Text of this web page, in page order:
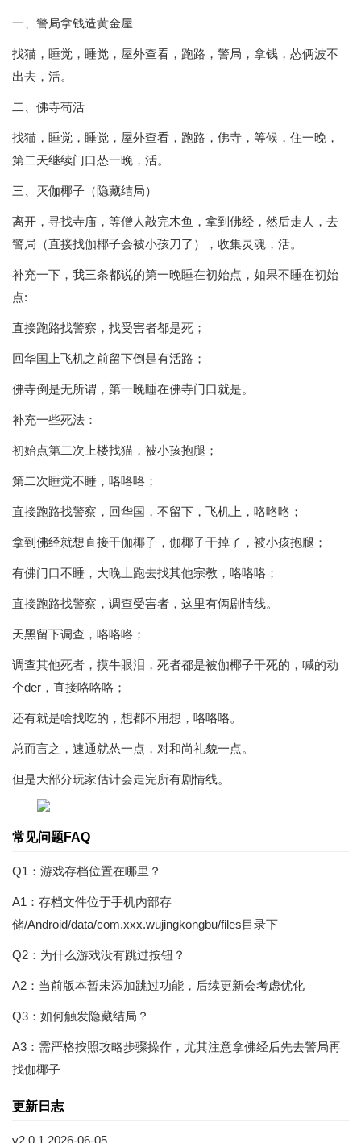
一、警局拿钱造黄金屋
找猫，睡觉，睡觉，屋外查看，跑路，警局，拿钱，怂俩波不
出去，活。
二、佛寺苟活
找猫，睡觉，睡觉，屋外查看，跑路，佛寺，等候，住一晚，
第二天继续门口怂一晚，活。
三、灭伽椰子（隐藏结局）
离开，寻找寺庙，等僧人敲完木鱼，拿到佛经，然后走人，去
警局（直接找伽椰子会被小孩刀了），收集灵魂，活。
补充一下，我三条都说的第一晚睡在初始点，如果不睡在初始
点:
直接跑路找警察，找受害者都是死；
回华国上飞机之前留下倒是有活路；
佛寺倒是无所谓，第一晚睡在佛寺门口就是。
补充一些死法：
初始点第二次上楼找猫，被小孩抱腿；
第二次睡觉不睡，咯咯咯；
直接跑路找警察，回华国，不留下，飞机上，咯咯咯；
拿到佛经就想直接干伽椰子，伽椰子干掉了，被小孩抱腿；
有佛门口不睡，大晚上跑去找其他宗教，咯咯咯；
直接跑路找警察，调查受害者，这里有俩剧情线。
天黑留下调查，咯咯咯；
调查其他死者，摸牛眼泪，死者都是被伽椰子干死的，喊的动
个der，直接咯咯咯；
还有就是啥找吃的，想都不用想，咯咯咯。
总而言之，速通就怂一点，对和尚礼貌一点。
但是大部分玩家估计会走完所有剧情线。
常见问题FAQ
Q1：游戏存档位置在哪里？
A1：存档文件位于手机内部存
储/Android/data/com.xxx.wujingkongbu/files目录下
Q2：为什么游戏没有跳过按钮？
A2：当前版本暂未添加跳过功能，后续更新会考虑优化
Q3：如何触发隐藏结局？
A3：需严格按照攻略步骤操作，尤其注意拿佛经后先去警局再
找伽椰子
更新日志
v2.0.1 2026-06-05